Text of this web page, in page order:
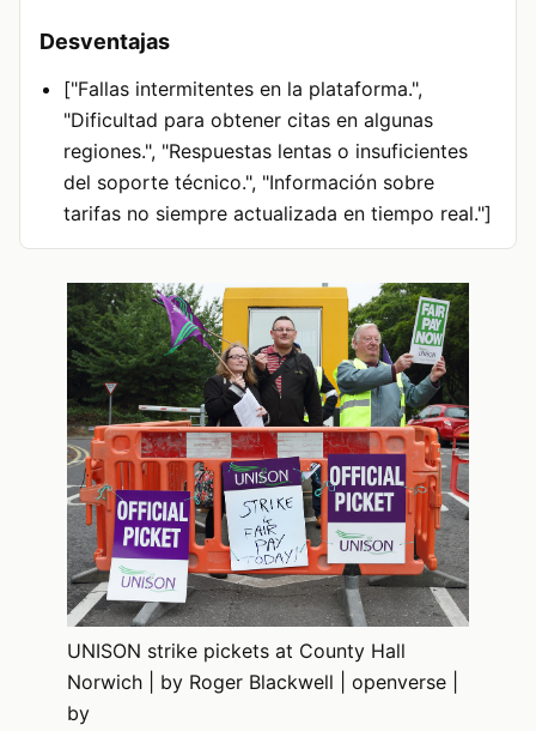
Desventajas
["Fallas intermitentes en la plataforma.",
"Dificultad para obtener citas en algunas
regiones.", "Respuestas lentas o insuficientes
del soporte técnico.", "Información sobre
tarifas no siempre actualizada en tiempo real."]
UNISON strike pickets at County Hall
Norwich | by Roger Blackwell | openverse |
by